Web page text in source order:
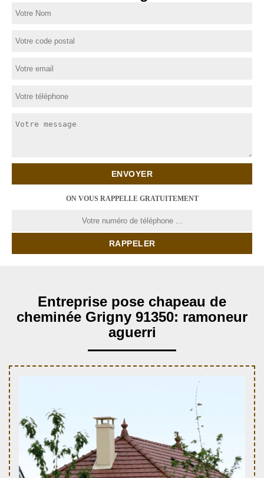
ON VOUS RAPPELLE GRATUITEMENT
Entreprise pose chapeau de
cheminée Grigny 91350: ramoneur
aguerri